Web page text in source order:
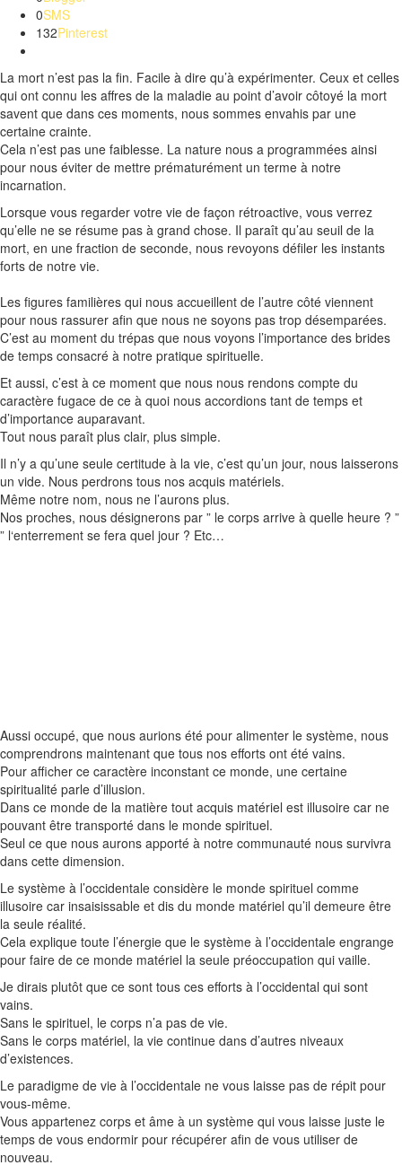
0SMS
132Pinterest
La mort n’est pas la fin. Facile à dire qu’à expérimenter. Ceux et celles
qui ont connu les affres de la maladie au point d’avoir côtoyé la mort
savent que dans ces moments, nous sommes envahis par une
certaine crainte.
Cela n’est pas une faiblesse. La nature nous a programmées ainsi
pour nous éviter de mettre prématurément un terme à notre
incarnation.
Lorsque vous regarder votre vie de façon rétroactive, vous verrez
qu’elle ne se résume pas à grand chose. Il paraît qu’au seuil de la
mort, en une fraction de seconde, nous revoyons défiler les instants
forts de notre vie.
Les figures familières qui nous accueillent de l’autre côté viennent
pour nous rassurer afin que nous ne soyons pas trop désemparées.
C’est au moment du trépas que nous voyons l’importance des brides
de temps consacré à notre pratique spirituelle.
Et aussi, c’est à ce moment que nous nous rendons compte du
caractère fugace de ce à quoi nous accordions tant de temps et
d’importance auparavant.
Tout nous paraît plus clair, plus simple.
Il n’y a qu’une seule certitude à la vie, c’est qu’un jour, nous laisserons
un vide. Nous perdrons tous nos acquis matériels.
Même notre nom, nous ne l’aurons plus.
Nos proches, nous désignerons par ” le corps arrive à quelle heure ? ”
” l‘enterrement se fera quel jour ? Etc…
Aussi occupé, que nous aurions été pour alimenter le système, nous
comprendrons maintenant que tous nos efforts ont été vains.
Pour afficher ce caractère inconstant ce monde, une certaine
spiritualité parle d’illusion.
Dans ce monde de la matière tout acquis matériel est illusoire car ne
pouvant être transporté dans le monde spirituel.
Seul ce que nous aurons apporté à notre communauté nous survivra
dans cette dimension.
Le système à l’occidentale considère le monde spirituel comme
illusoire car insaisissable et dis du monde matériel qu’il demeure être
la seule réalité.
Cela explique toute l’énergie que le système à l’occidentale engrange
pour faire de ce monde matériel la seule préoccupation qui vaille.
Je dirais plutôt que ce sont tous ces efforts à l’occidental qui sont
vains.
Sans le spirituel, le corps n’a pas de vie.
Sans le corps matériel, la vie continue dans d’autres niveaux
d’existences.
Le paradigme de vie à l’occidentale ne vous laisse pas de répit pour
vous-même.
Vous appartenez corps et âme à un système qui vous laisse juste le
temps de vous endormir pour récupérer afin de vous utiliser de
nouveau.